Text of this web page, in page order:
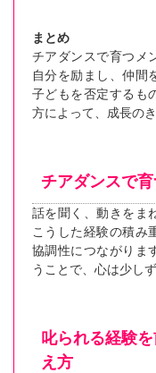
まとめ
チアダンスで育つメ
自分を励まし、仲間
子どもを否定するも
方によって、成長の
チアダンスで
話を聞く、動きをま
こうした経験の積み
協調性につながりま
うことで、心は少し
叱られる経験
え方